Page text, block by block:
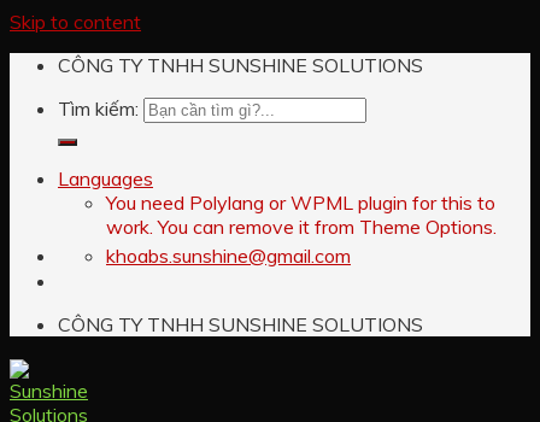
Skip to content
CÔNG TY TNHH SUNSHINE SOLUTIONS
Tìm kiếm:
Languages
You need Polylang or WPML plugin for this to
work. You can remove it from Theme Options.
khoabs.sunshine@gmail.com
CÔNG TY TNHH SUNSHINE SOLUTIONS